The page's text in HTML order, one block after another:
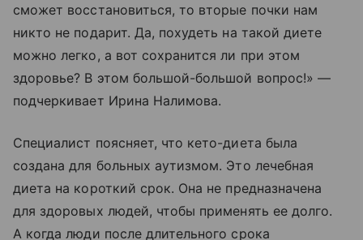
сможет восстановиться, то вторые почки нам
никто не подарит. Да, похудеть на такой диете
можно легко, а вот сохранится ли при этом
здоровье? В этом большой-большой вопрос!» —
подчеркивает Ирина Налимова.
Специалист поясняет, что кето-диета была
создана для больных аутизмом. Это лечебная
диета на короткий срок. Она не предназначена
для здоровых людей, чтобы применять ее долго.
А когда люди после длительного срока